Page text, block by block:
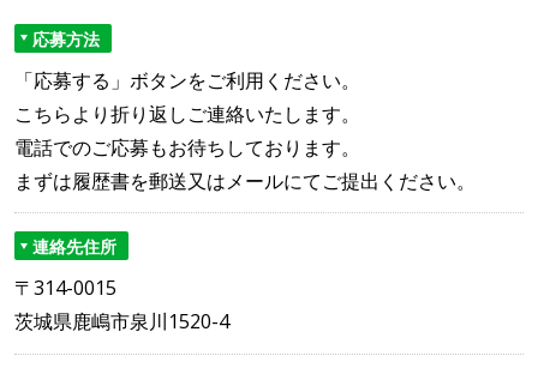
応募方法
「応募する」ボタンをご利用ください。
こちらより折り返しご連絡いたします。
電話でのご応募もお待ちしております。
まずは履歴書を郵送又はメールにてご提出ください。
連絡先住所
〒314-0015
茨城県鹿嶋市泉川1520-4